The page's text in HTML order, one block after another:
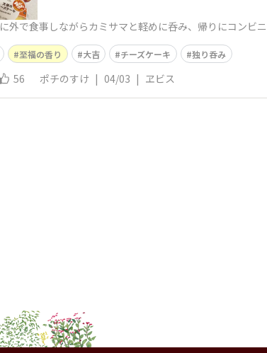
外で食事しながらカミサマと軽めに呑み、帰りにコンビ
至福の香り 大吉 チーズケーキ 独り呑み
56 ポチのすけ | 04/03 | ヱビス